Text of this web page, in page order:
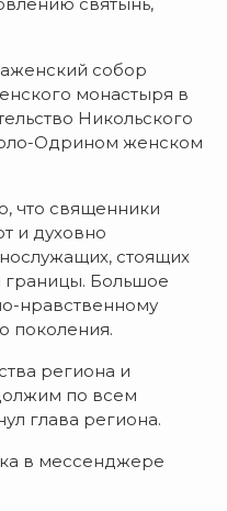
собор
монастыря в
Никольского
Одрином женском
что священники
и духовно
стоящих
границы. Большое
нравственному
поколения.
региона и
по всем
глава региона.
в мессенджере